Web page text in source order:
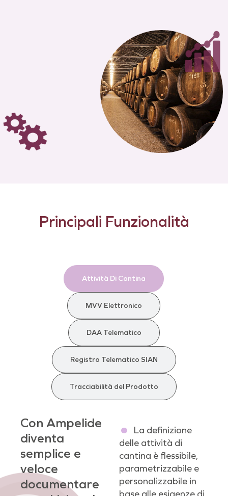
Principali Funzionalità
Attività Di Cantina
MVV Elettronico
DAA Telematico
Registro Telematico SIAN
Tracciabilità del Prodotto
Con Ampelide
diventa
semplice e
veloce
documentare
La definizione
delle attività di
cantina è flessibile,
parametrizzabile e
personalizzabile in
base alle esigenze di